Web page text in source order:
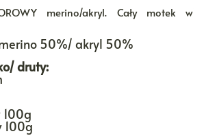
merino/akryl. Cały motek w
50%/ akryl 50%
druty:
100g